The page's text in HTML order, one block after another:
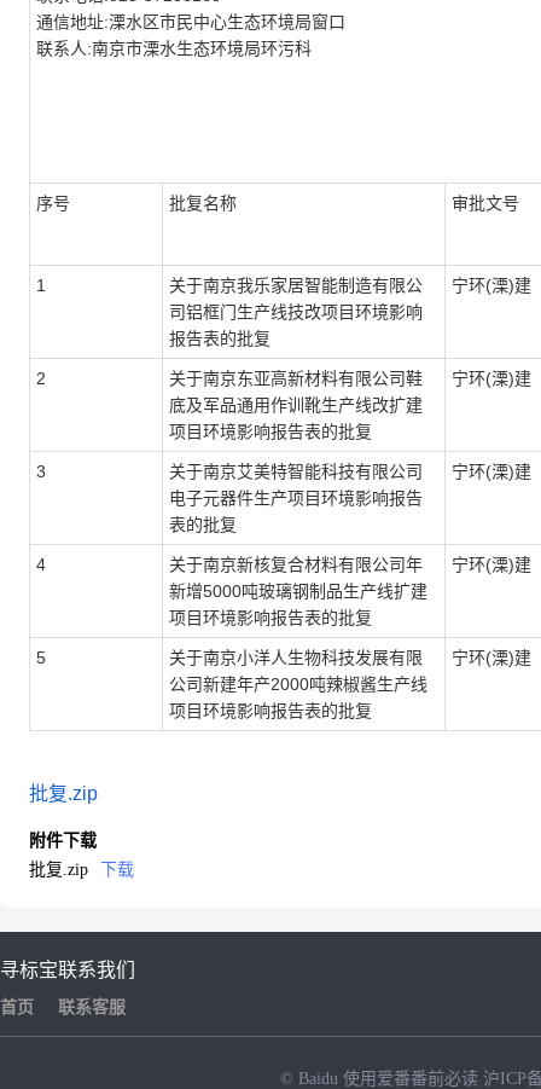
通信地址:溧水区市民中心生态环境局窗口
联系人:南京市溧水生态环境局环污科
序号 批复名称 审批文号
1
关于南京我乐家居智能制造有限公
司铝框门生产线技改项目环境影响
报告表的批复
宁环(溧)建
2
关于南京东亚高新材料有限公司鞋
底及军品通用作训靴生产线改扩建
项目环境影响报告表的批复
宁环(溧)建
3
关于南京艾美特智能科技有限公司
电子元器件生产项目环境影响报告
表的批复
宁环(溧)建
4
关于南京新核复合材料有限公司年
新增5000吨玻璃钢制品生产线扩建
项目环境影响报告表的批复
宁环(溧)建
5
关于南京小洋人生物科技发展有限
公司新建年产2000吨辣椒酱生产线
项目环境影响报告表的批复
宁环(溧)建
批复.zip
附件下载
批复.zip
下载
寻标宝
首页
联系我们
联系客服
© Baidu 使用爱番番前必读 沪ICP